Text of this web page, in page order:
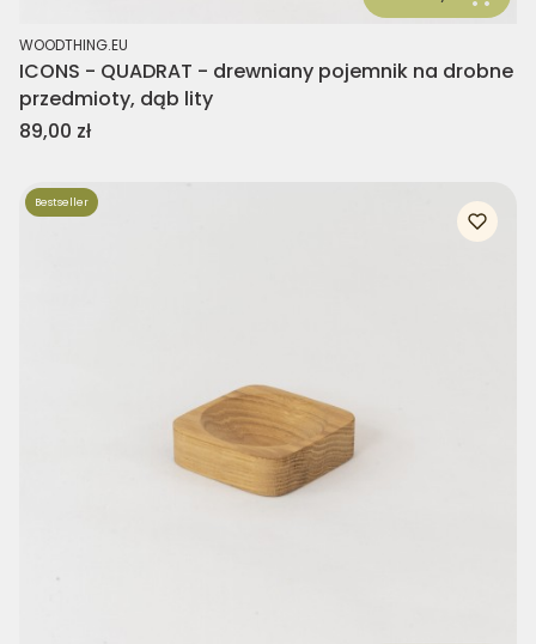
PRODUCENT
WOODTHING.EU
ICONS - QUADRAT - drewniany pojemnik na drobne
przedmioty, dąb lity
Cena
89,00 zł
Bestseller